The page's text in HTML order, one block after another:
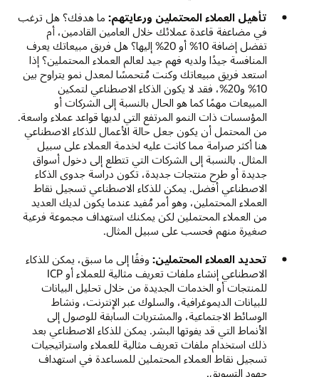
تأهيل العملاء المحتملين ورعايتهم: ما هدفك؟ هل ترغب
في مضاعفة قاعدة عملائك خلال العامين القادمين، أم
تفضل إضافة 10% أو 20% إليها؟ هل فريق مبيعاتك يعرف
المنافسة جيدًا ولديه فهم جيد لعالم العملاء المحتملين؟ إذا
استعد فريق مبيعاتك وكنت مُتحمسًا لمعدل نمو يتراوح بين
10% و20%، فقد لا يكون الذكاء الاصطناعي لتمكين
المبيعات مهمًا كما هو الحال بالنسبة إلى الشركات أو
المؤسسات ذات النمو المرتفع التي لديها قواعد عملاء واسعة.
من المحتمل أن يكون جعل حالة الأعمال للذكاء الاصطناعي
هنا أكثر صرامة مما كانت عليه لخدمة العملاء على سبيل
المثال. بالنسبة إلى الشركات التي تتطلع إلى دخول أسواق
جديدة أو طرح منتجات جديدة، تكون دراسة جدوى الذكاء
الاصطناعي أفضل. يمكن للذكاء الاصطناعي تسجيل نقاط
العملاء المحتملين، وهو أمر مُفيد عندما يكون لديك العديد
من العملاء المحتملين لكن يمكنك استهداف مجموعة فرعية
صغيرة منهم فحسب على سبيل المثال.
تحديد العملاء المحتملين: وفقًا إلى ما سبق، يمكن للذكاء
الاصطناعي إنشاء ملفات تعريف مثالية للعملاء أو ICP
للمنتجات أو الخدمات الجديدة من خلال تحليل البيانات
للبيانات الديموغرافية، والسلوك عبر الإنترنت، ونشاط
الوسائط الاجتماعية، والمشتريات السابقة للوصول إلى
الأنماط التي قد يفوتها البشر. يمكن للذكاء الاصطناعي بعد
ذلك استخدام ملفات تعريف مثالية للعملاء واستراتيجيات
تسجيل نقاط العملاء المحتملين للمساعدة في استهداف
جهود التسويق.